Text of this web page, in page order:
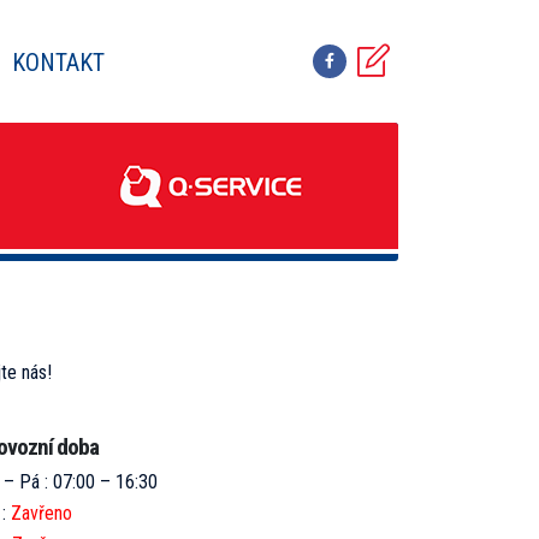
KONTAKT
nás!
doba
– Pá : 07:00 – 16:30
Zavřeno